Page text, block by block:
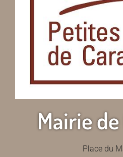
Mairie
Place du